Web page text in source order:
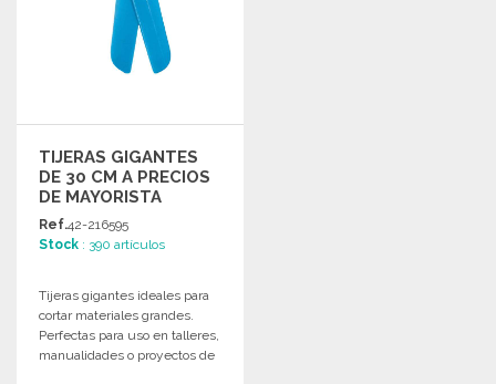
TIJERAS GIGANTES
DE 30 CM A PRECIOS
DE MAYORISTA
Ref.42-216595
Stock : 390 artículos
Tijeras gigantes ideales para
cortar materiales grandes.
Perfectas para uso en talleres,
manualidades o proyectos de